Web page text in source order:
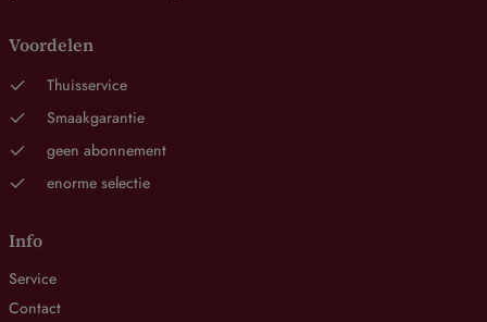
Voordelen
Thuisservice
Smaakgarantie
geen abonnement
enorme selectie
Info
Service
Contact